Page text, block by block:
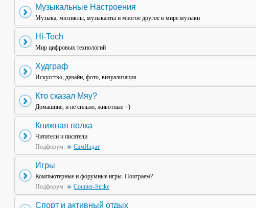
Музыкальные Настроения
Музыка, мюзиклы, музыканты и многое другое в мире музыки
Hi-Tech
Мир цифровых технологий
Худграф
Искусство, дизайн, фото, визуализация
Кто сказал Мяу?
Домашние, и не сильно, животные =)
Книжная полка
Читатели и писатели
Подфорум:
СамИздат
Игры
Компьютерные и форумные игры. Поиграем?
Подфорум:
Counter-Strike
Спорт и активный отдых